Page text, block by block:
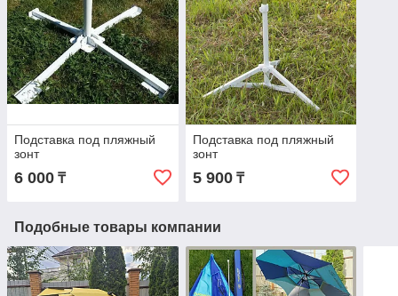
Подставка под пляжный
зонт
6 000 ₸
Подставка под пляжный
зонт
5 900₸
Подобные товары компании